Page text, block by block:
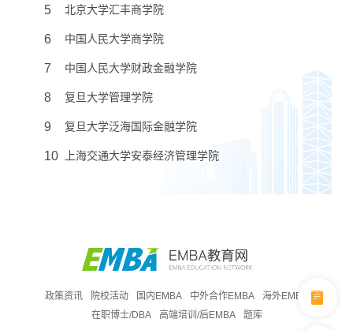
5 北京大学汇丰商学院
6 中国人民大学商学院
7 中国人民大学财政金融学院
8 复旦大学管理学院
9 复旦大学泛海国际金融学院
10 上海交通大学安泰经济管理学院
政策资讯 院校活动 国内EMBA 中外合作EMBA
海外EMBA
在职博士/DBA
高端培训/后EMBA 题库